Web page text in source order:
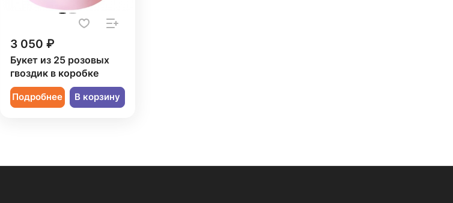
3 050 ₽
Букет из 25 розовых
гвоздик в коробке
Подробнее В корзину